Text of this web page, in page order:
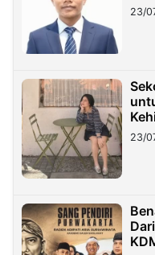
23/
23/